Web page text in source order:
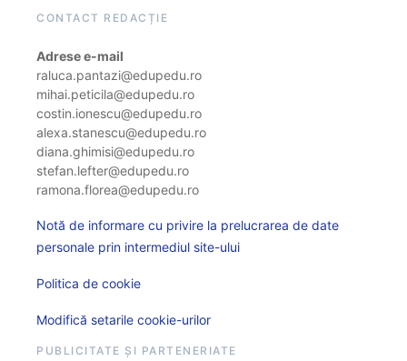
CONTACT REDACȚIE
Adrese e-mail
raluca.pantazi@edupedu.ro
mihai.peticila@edupedu.ro
costin.ionescu@edupedu.ro
alexa.stanescu@edupedu.ro
diana.ghimisi@edupedu.ro
stefan.lefter@edupedu.ro
ramona.florea@edupedu.ro
Notă de informare cu privire la prelucrarea de date
personale prin intermediul site-ului
Politica de cookie
Modifică setarile cookie-urilor
PUBLICITATE ȘI PARTENERIATE